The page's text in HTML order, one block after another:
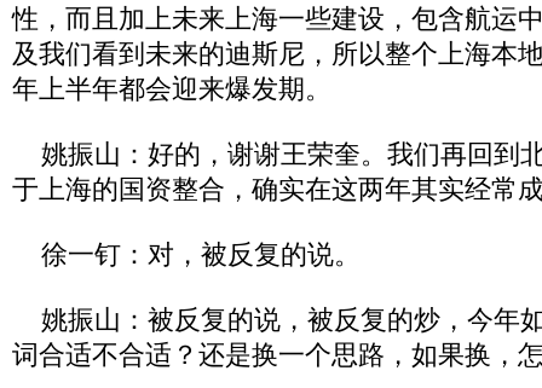
性，而且加上未来上海一些建设，包含航运
及我们看到未来的迪斯尼，所以整个上海本
年上半年都会迎来爆发期。
姚振山：好的，谢谢王荣奎。我们再回到
于上海的国资整合，确实在这两年其实经常
徐一钉：对，被反复的说。
姚振山：被反复的说，被反复的炒，今年
词合适不合适？还是换一个思路，如果换，